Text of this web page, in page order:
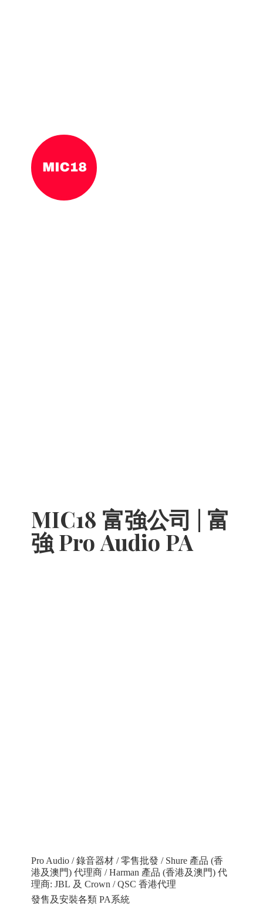
MIC18 富強公司 | 富
強 Pro Audio PA
Pro Audio / 錄音器材 / 零售批發 / Shure 產品 (香
港及澳門) 代理商 / Harman 產品 (香港及澳門) 代
理商: JBL 及 Crown / QSC 香港代理
發售及安裝各類 PA系統